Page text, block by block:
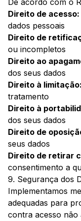
De acordo com o
Direito de acesso:
dados pessoais
Direito de
ou incompletos
Direito ao
dos seus dados
Direito à limitação:
tratamento
Direito à
dos seus dados
Direito de
seus dados
Direito de retirar
consentimento a
9. Segurança dos
Implementamos
adequadas para
contra acesso não